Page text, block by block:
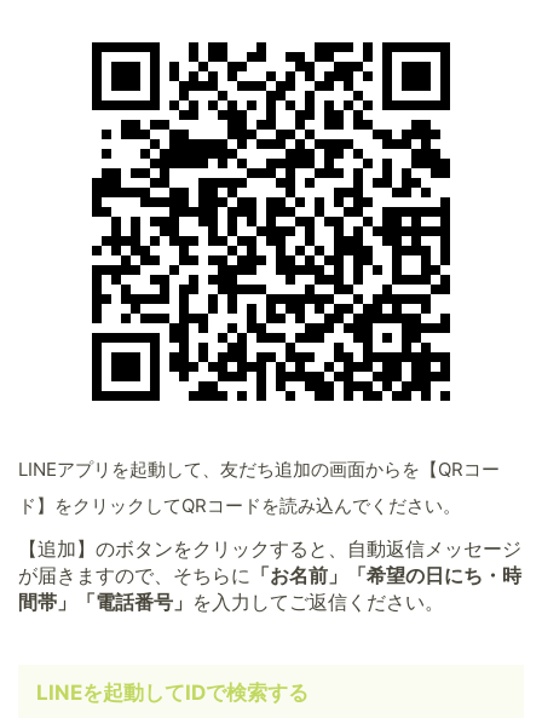
LINEアプリを起動して、友だち追加の画面からを【QRコー
ド】をクリックしてQRコードを読み込んでください。
【追加】のボタンをクリックすると、自動返信メッセージ
が届きますので、そちらに 「お名前」「希望の日にち・時
間帯」「電話番号」 を入力してご返信ください。
LINEを起動してIDで検索する